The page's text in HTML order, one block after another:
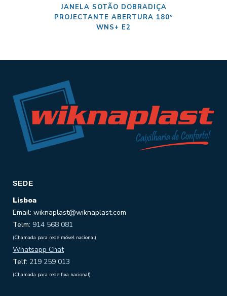
JANELA SOTÃO DOBRADIÇA
PROJECTANTE ABERTURA 180º
WNS+ E2
SEDE
Lisboa
Email: wiknaplast@wiknaplast.com
Telm: 914 568 081
(Chamada para rede móvel nacional)
Whatsapp Chat
Telf: 219 259 013
(Chamada para rede fixa nacional)